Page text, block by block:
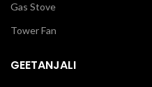
Gas Stove
Tower Fan
GEETANJALI